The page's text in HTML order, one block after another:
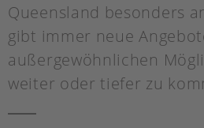
Queensland besonders
gibt immer neue
außergewöhnlichen
weiter oder tiefer zu